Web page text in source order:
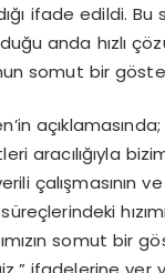
ifade edildi. Bu
anda hızlı
somut bir
aracılığıyla
çalışmasının
somut bir